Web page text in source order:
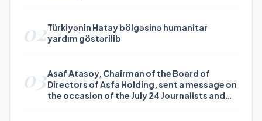
02Türkiyənin Hatay bölgəsinə humanitar
yardım göstərilib
03Asaf Atasoy, Chairman of the Board of
Directors of Asfa Holding, sent a message on
the occasion of the July 24 Journalists and